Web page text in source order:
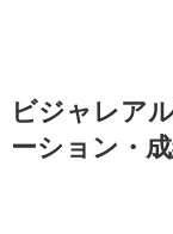
ビジャレア
ーション・成